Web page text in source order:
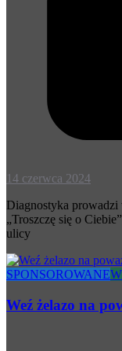
14 czerwca 2024
Diagnostyka
„Troszczę się o
ulicy
SPONSOROWANE
Weź żelazo na